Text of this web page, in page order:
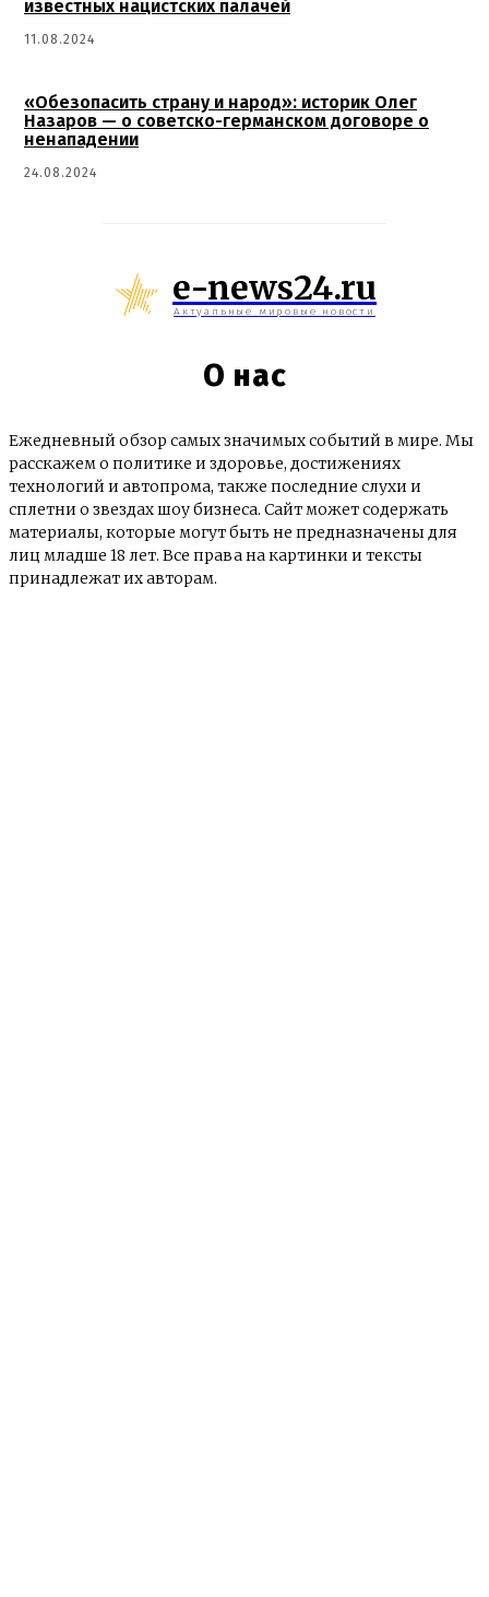
известных нацистских палачей
11.08.2024
«Обезопасить страну и народ»: историк Олег
Назаров — о советско-германском договоре о
ненападении
24.08.2024
e-news24.ru
Актуальные мировые новости
О нас
Ежедневный обзор самых значимых событий в мире. Мы
расскажем о политике и здоровье, достижениях
технологий и автопрома, также последние слухи и
сплетни о звездах шоу бизнеса. Сайт может содержать
материалы, которые могут быть не предназначены для
лиц младше 18 лет. Все права на картинки и тексты
принадлежат их авторам.